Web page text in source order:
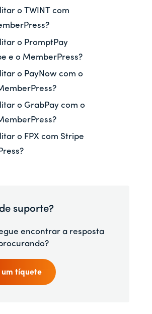
o TWINT com
o PromptPay
e o MemberPress?
o PayNow com o
o GrabPay com o
o FPX com Stripe
suporte?
encontrar a resposta
um tíquete